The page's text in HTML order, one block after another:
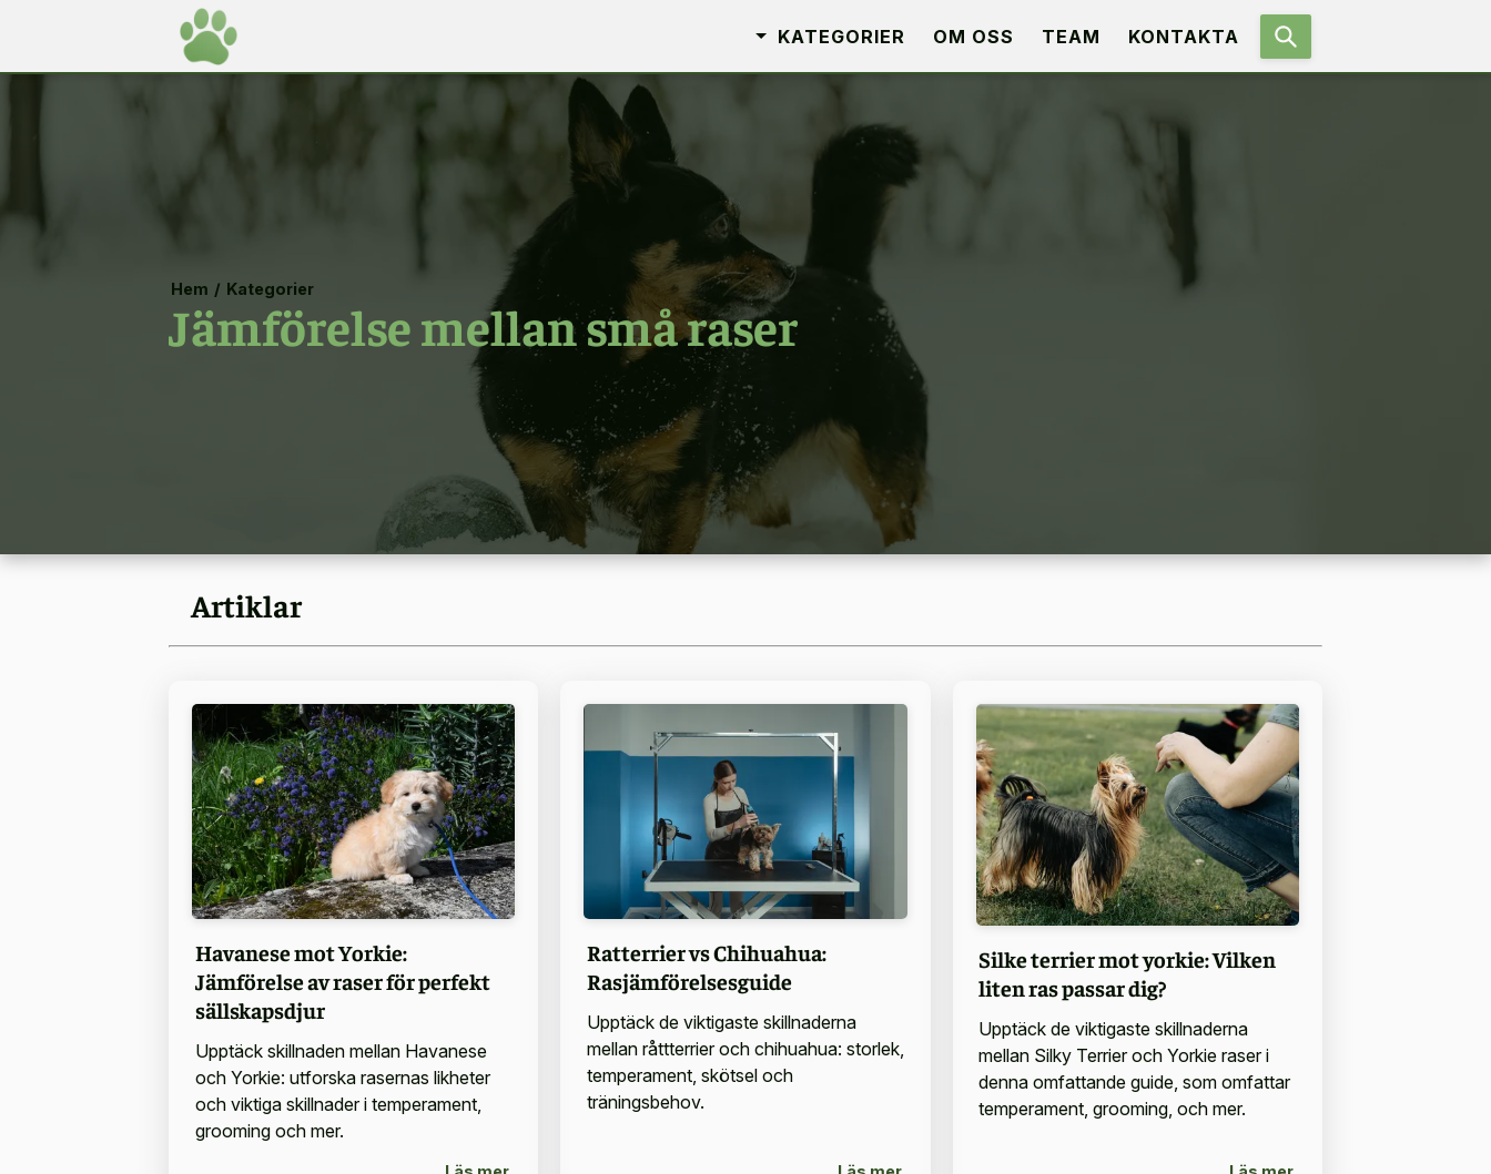
KATEGORIER OM OSS TEAM KONTAKTA
Hem / Kategorier
Jämförelse mellan små raser
Artiklar
Havanese mot Yorkie:
Jämförelse av raser för perfekt
sällskapsdjur
Upptäck skillnaden mellan Havanese
och Yorkie: utforska rasernas likheter
och viktiga skillnader i temperament,
grooming och mer.
Ratterrier vs Chihuahua:
Rasjämförelsesguide
Upptäck de viktigaste skillnaderna
mellan råttterrier och chihuahua: storlek,
temperament, skötsel och
träningsbehov.
Silke terrier mot yorkie: Vilken
liten ras passar dig?
Upptäck de viktigaste skillnaderna
mellan Silky Terrier och Yorkie raser i
denna omfattande guide, som omfattar
temperament, grooming, och mer.